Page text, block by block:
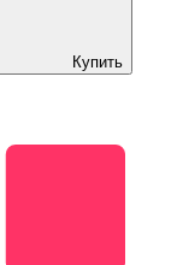
Купить